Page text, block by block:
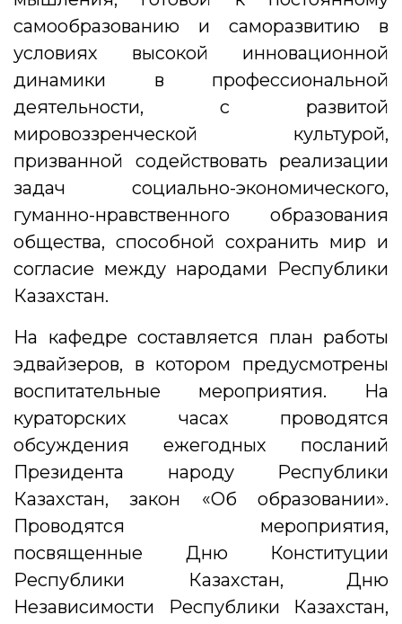
самообразованию и саморазвитию в
условиях высокой инновационной
динамики в профессиональной
деятельности, с развитой
мировоззренческой культурой,
призванной содействовать реализации
задач социально-экономического,
гуманно-нравственного образования
общества, способной сохранить мир и
согласие между народами Республики
Казахстан.
На кафедре составляется план работы
эдвайзеров, в котором предусмотрены
воспитательные мероприятия. На
кураторских часах проводятся
обсуждения ежегодных посланий
Президента народу Республики
Казахстан, закон «Об образовании».
Проводятся мероприятия,
посвященные Дню Конституции
Республики Казахстан, Дню
Независимости Республики Казахстан,